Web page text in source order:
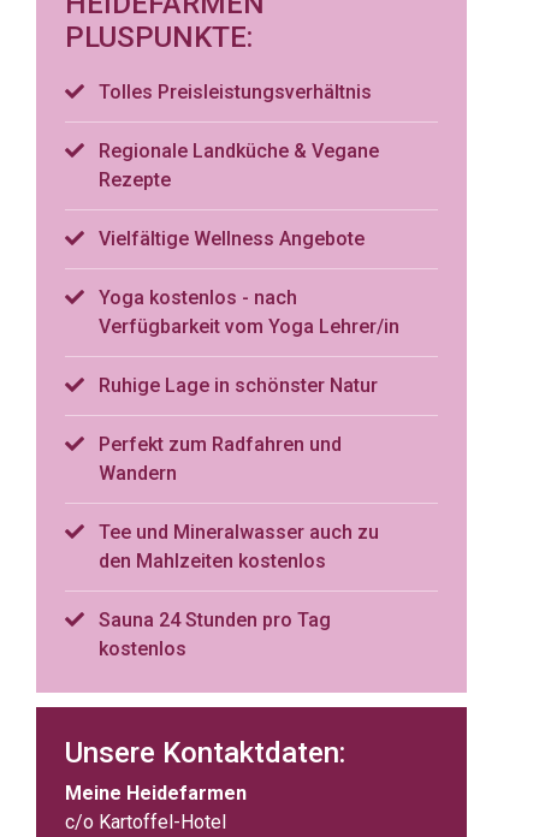
PLUSPUNKTE:
Tolles Preisleistungsverhältnis
Regionale Landküche & Vegane
Rezepte
Vielfältige Wellness Angebote
Yoga kostenlos - nach
Verfügbarkeit vom Yoga Lehrer/in
Ruhige Lage in schönster Natur
Perfekt zum Radfahren und
Wandern
Tee und Mineralwasser auch zu
den Mahlzeiten kostenlos
Sauna 24 Stunden pro Tag
kostenlos
Unsere Kontaktdaten:
Meine Heidefarmen
c/o Kartoffel-Hotel